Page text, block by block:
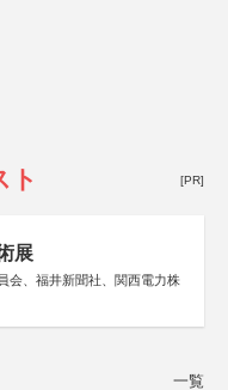
ト [PR]
展
会、福井新聞社、関西電力株
一覧